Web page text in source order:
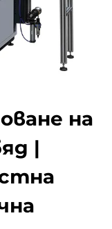
на
|